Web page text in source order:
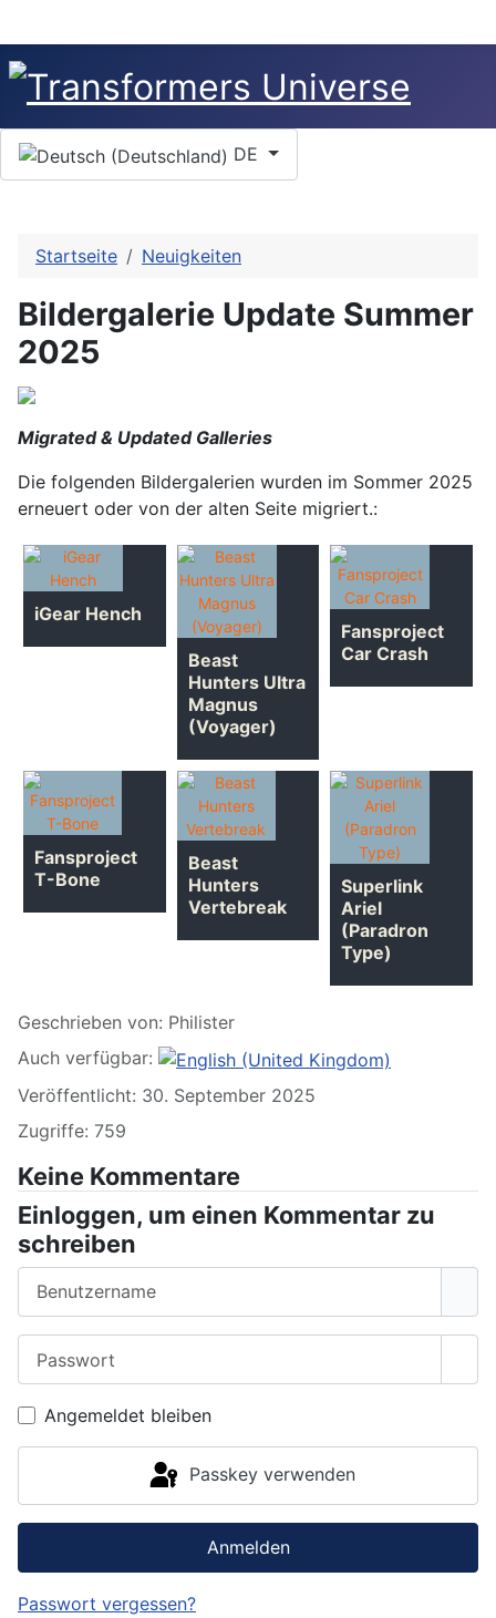
Sprache auswählen
DE
Startseite Neuigkeiten
Bildergalerie Update Summer
2025
Migrated & Updated Galleries
Die folgenden Bildergalerien wurden im Sommer 2025
erneuert oder von der alten Seite migriert.:
iGear Hench
Beast
Hunters Ultra
Magnus
(Voyager)
Fansproject
Car Crash
Fansproject
T-Bone
Beast
Hunters
Vertebreak
Superlink
Ariel
(Paradron
Type)
Geschrieben von: Philister
Auch verfügbar:
Veröffentlicht: 30. September 2025
Zugriffe: 759
Keine Kommentare
Einloggen, um einen Kommentar zu
schreiben
Angemeldet bleiben
Passkey verwenden
Anmelden
Passwort vergessen?